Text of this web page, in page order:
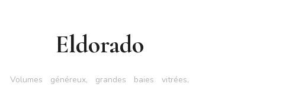
Eldorado
Volumes généreux, grandes baies vitrées,